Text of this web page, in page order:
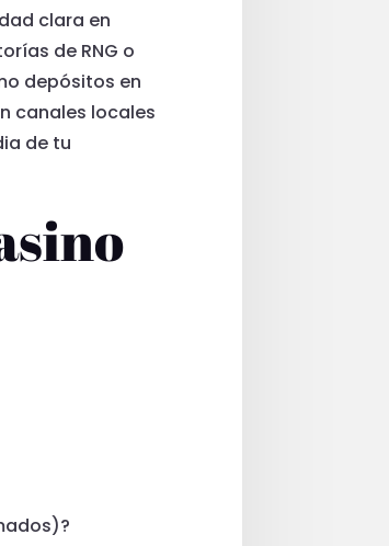
clara en
de RNG o
depósitos en
canales locales
de tu